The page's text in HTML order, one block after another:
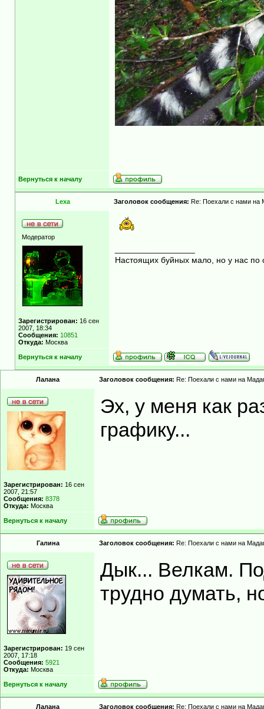
Вернуться к началу
Lexa Заголовок сообщения: Re: Поехали с нами на
Модератор
Зарегистрирован: 16 сен
2007, 18:34
Сообщения: 10851
Откуда: Москва
Настоящих буйных мало, но у нас по
Вернуться к началу
Лалана Заголовок сообщения: Re: Поехали с нами на
Зарегистрирован: 16 сен
2007, 21:57
Сообщения: 8378
Откуда: Москва
Эх, у меня как
графику...
Вернуться к началу
Гaлинa Заголовок сообщения: Re: Поехали с нами на
Зарегистрирован: 19 сен
2007, 17:18
Сообщения: 5921
Откуда: Москва
Дык... Велкам.
трудно думать,
Вернуться к началу
Лалана Заголовок сообщения: Re: Поехали с нами на